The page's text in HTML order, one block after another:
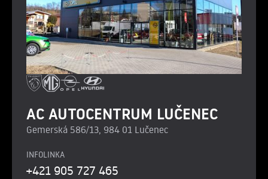
AC AUTOCENTRUM LUČENEC
Gemerská 586/13, 984 01 Lučenec
INFOLINKA
+421 905 727 465